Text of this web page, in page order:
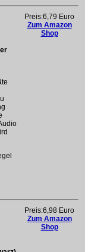
Preis:6,79 Euro
Zum Amazon
Shop
Preis:6,98 Euro
Zum Amazon
Shop